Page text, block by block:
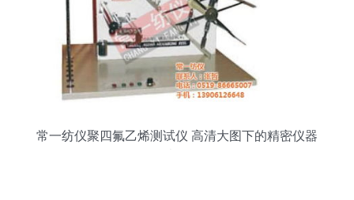
常一纺仪聚四氟乙烯测试仪 高清大图下的精密仪器